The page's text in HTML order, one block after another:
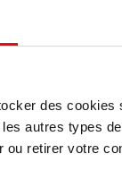
des
autres types
retirer votre
Vous